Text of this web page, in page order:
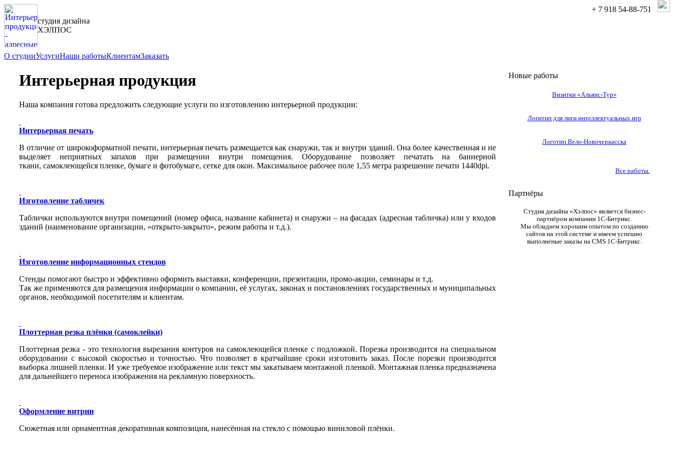
студия дизайна
ХЭЛПОС
+ 7 918 54-88-751
О студииУслугиНаши работыКлиентамЗаказать
Интерьерная продукция
Наша компания готова предложить следующие услуги по изготовлению интерьерной продукции:
Интерьерная печать
В отличие от широкоформатной печати, интерьерная печать размещается как снаружи, так и внутри зданий. Она более качественная и не
выделяет неприятных запахов при размещении внутри помещения. Оборудование позволяет печатать на баннерной
ткани, самоклеющейся пленке, бумаге и фотобумаге, сетке для окон. Максимальное рабочее поле 1,55 метра разрешение печати 1440dpi.
Изготовление табличек
Таблички используются внутри помещений (номер офиса, название кабинета) и снаружи – на фасадах (адресная табличка) или у входов
зданий (наименование организации, «открыто-закрыто», режим работы и т.д.).
Изготовление информационных стендов
Стенды помогают быстро и эффективно оформить выставки, конференции, презентации, промо-акции, семинары и т.д.
Так же применяются для размещения информации о компании, её услугах, законах и постановлениях государственных и муниципальных
органов, необходимой посетителям и клиентам.
Плоттерная резка плёнки (самоклейки)
Плоттерная резка - это технология вырезания контуров на самоклеющейся пленке с подложкой. Порезка производится на специальном
оборудовании с высокой скоростью и точностью. Что позволяет в кратчайшие сроки изготовить заказ. После порезки производится
выборка лишней пленки. И уже требуемое изображение или текст мы закатываем монтажной пленкой. Монтажная пленка предназначена
для дальнейшего переноса изображения на рекламную поверхность.
Оформление витрин
Сюжетная или орнаментная декоративная композиция, нанесённая на стекло с помощью виниловой плёнки.
Новые работы
Визитки «Альянс-Тур»
Логитип для лиги интеллектуальных игр
Логотип Вело-Новочеркасска
Все работы.
Партнёры
Студия дизайна «Хэлпос» является бизнес-
партнёром компании 1С-Битрикс
Мы обладаем хорошим опытом по созданию
сайтов на этой системе и имеем успешно
выполненые заказы на CMS 1С-Битрикс.